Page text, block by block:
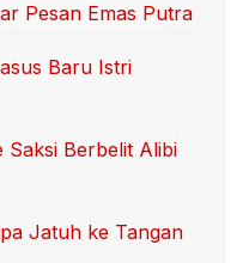
Pesan Emas Putra
Baru Istri
Saksi Berbelit Alibi
Jatuh ke Tangan